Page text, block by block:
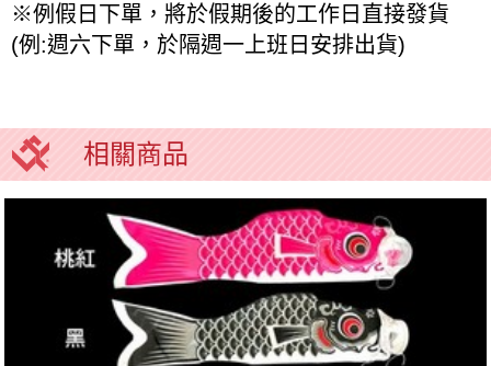
※例假日下單，將於假期後的工作日直接發貨
(例 :週六下單，於隔週一上班日安排出貨)
相關商品